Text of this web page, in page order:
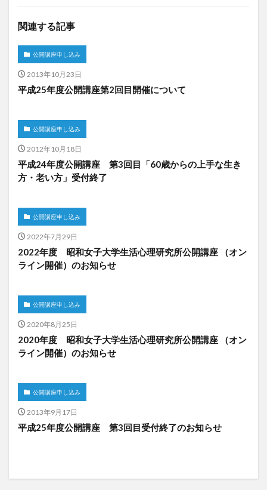
関連する記事
公開講座申し込み
2013年10月23日
平成25年度公開講座第2回目開催について
公開講座申し込み
2012年10月18日
平成24年度公開講座 第3回目「60歳からの上手な生き
方・老い方」受付終了
公開講座申し込み
2022年7月29日
2022年度 昭和女子大学生活心理研究所公開講座 （オン
ライン開催）のお知らせ
公開講座申し込み
2020年8月25日
2020年度 昭和女子大学生活心理研究所公開講座 （オン
ライン開催）のお知らせ
公開講座申し込み
2013年9月17日
平成25年度公開講座 第3回目受付終了のお知らせ